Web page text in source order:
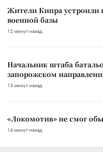
Жители Кипра устроили
военной базы
12 минут назад
Начальник штаба
запорожском
13 минут назад
«Локомотив» не смог
14 минут назад